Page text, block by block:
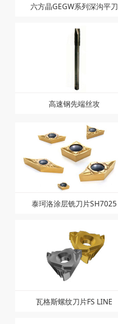
六方晶GEGW系列深沟平刀
高速钢先端丝攻
泰珂洛涂层铣刀片SH7025
瓦格斯螺纹刀片FS LINE